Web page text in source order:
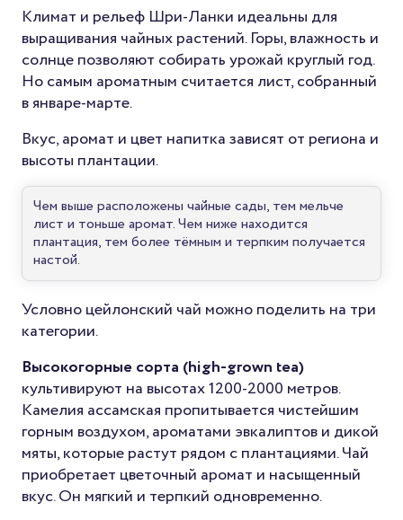
Климат и рельеф Шри-Ланки идеальны для
выращивания чайных растений. Горы, влажность и
солнце позволяют собирать урожай круглый год.
Но самым ароматным считается лист, собранный
в январе-марте.
Вкус, аромат и цвет напитка зависят от региона и
высоты плантации.
Чем выше расположены чайные сады, тем мельче
лист и тоньше аромат. Чем ниже находится
плантация, тем более тёмным и терпким получается
настой.
Условно цейлонский чай можно поделить на три
категории.
Высокогорные сорта (high-grown tea)
культивируют на высотах 1200-2000 метров.
Камелия ассамская пропитывается чистейшим
горным воздухом, ароматами эвкалиптов и дикой
мяты, которые растут рядом с плантациями. Чай
приобретает цветочный аромат и насыщенный
вкус. Он мягкий и терпкий одновременно.